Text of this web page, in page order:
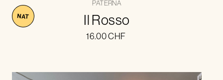
NAT
PATERNA
Il Rosso
16.00CHF